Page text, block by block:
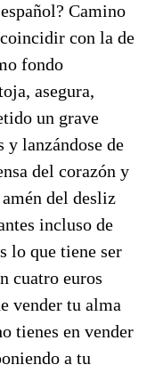
Camino
con la de
fondo
asegura,
un grave
y lanzándose de
del corazón y
del desliz
incluso de
lo que tiene ser
cuatro euros
vender tu alma
tienes en vender
a tu